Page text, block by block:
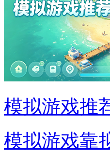
模拟游戏推
模拟游戏靠